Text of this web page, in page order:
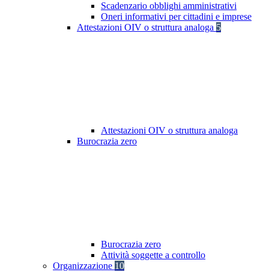
Scadenzario obblighi amministrativi
Oneri informativi per cittadini e imprese
Attestazioni OIV o struttura analoga 5
Attestazioni OIV o struttura analoga
Burocrazia zero
Burocrazia zero
Attività soggette a controllo
Organizzazione 10